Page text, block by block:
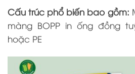
Cấu trúc phổ biến bao gồm:
màng BOPP in ống đồng
hoặc PE